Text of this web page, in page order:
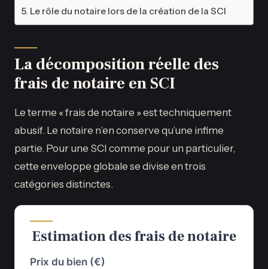
Le rôle du notaire lors de la création de la SCI
La décomposition réelle des
frais de notaire en SCI
Le terme « frais de notaire » est techniquement
abusif. Le notaire n’en conserve qu’une infime
partie. Pour une SCI comme pour un particulier,
cette enveloppe globale se divise en trois
catégories distinctes.
Estimation des frais de notaire
Prix du bien (€)